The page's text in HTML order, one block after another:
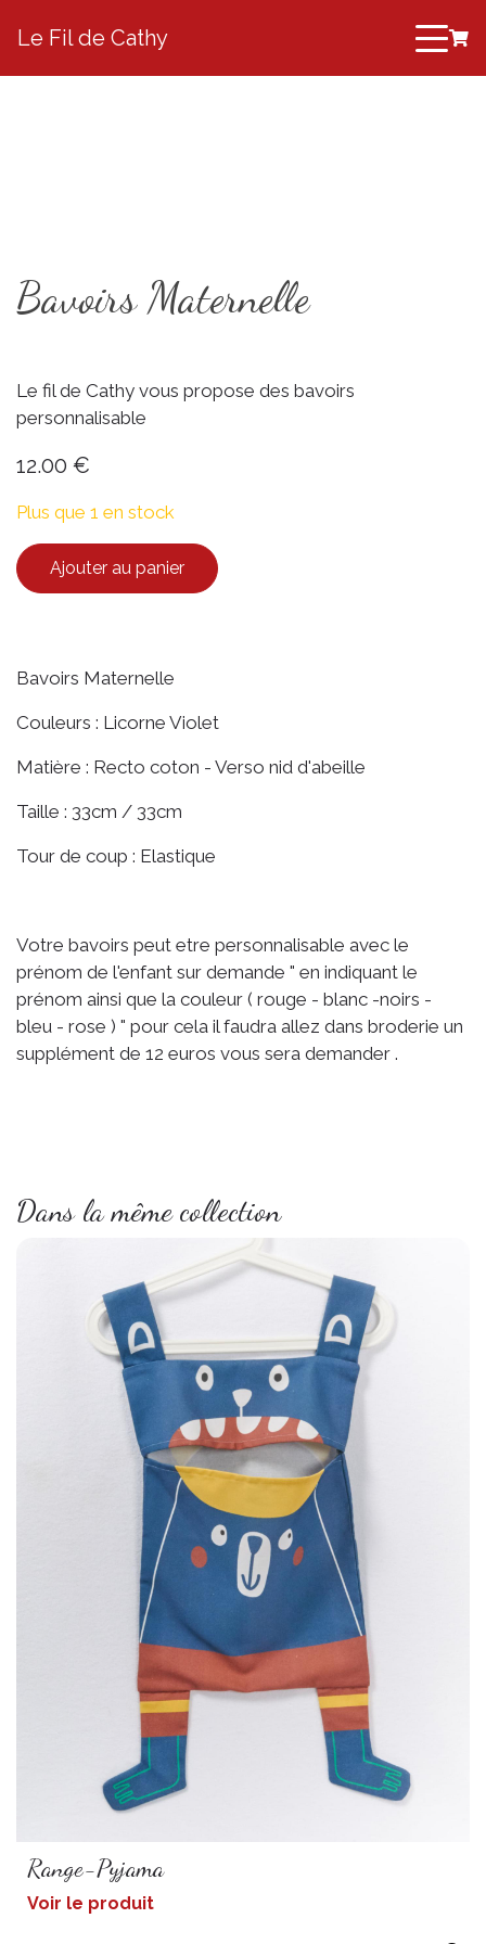
Le Fil de Cathy
Bavoirs Maternelle
Le fil de Cathy vous propose des bavoirs
personnalisable
12.00 €
Plus que 1 en stock
Ajouter au panier
Bavoirs Maternelle
Couleurs : Licorne Violet
Matière : Recto coton - Verso nid d'abeille
Taille : 33cm / 33cm
Tour de coup : Elastique
Votre bavoirs peut etre personnalisable avec le
prénom de l'enfant sur demande " en indiquant le
prénom ainsi que la couleur ( rouge - blanc -noirs -
bleu - rose ) " pour cela il faudra allez dans broderie un
supplément de 12 euros vous sera demander .
Dans la même collection
Range-Pyjama
Voir le produit